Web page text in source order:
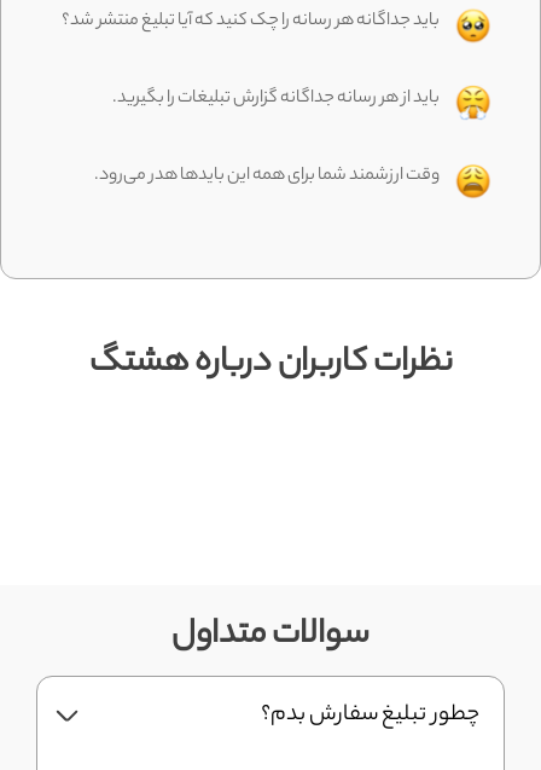
باید جداگانه هر رسانه را چک کنید که آیا تبلیغ منتشر شد؟
باید از هر رسانه جداگانه گزارش تبلیغات را بگیرید.
وقت ارزشمند شما برای همه این بایدها هدر می‌رود.
نظرات کاربران درباره هشتگ
سوالات متداول
چطور تبلیغ سفارش بدم؟